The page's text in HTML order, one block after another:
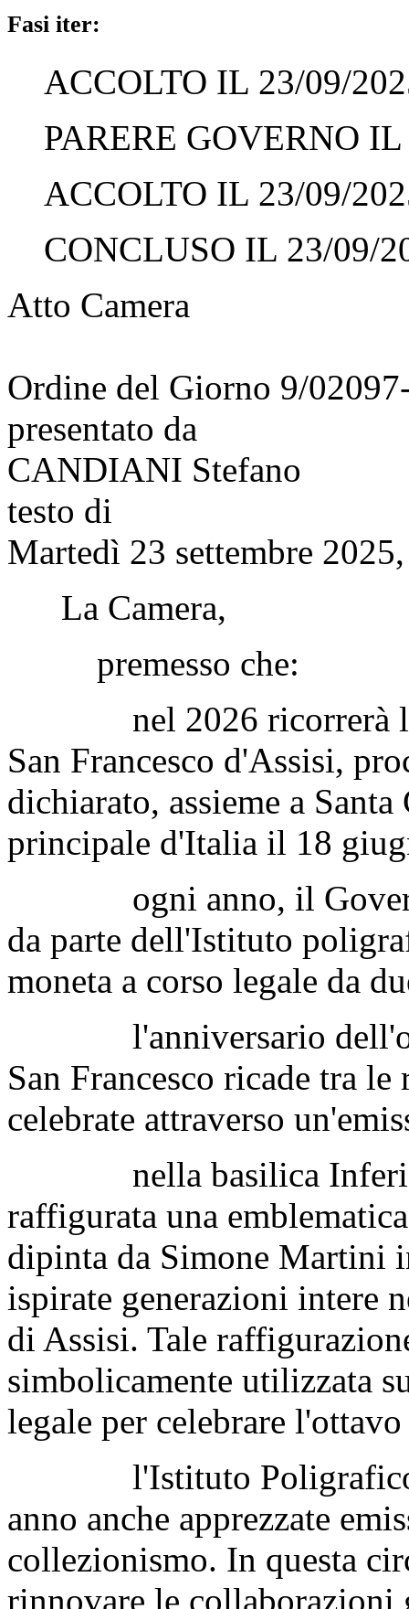
Fasi iter:
ACCOLTO IL 23/09/
PARERE GOVERNO
ACCOLTO IL 23/09/
CONCLUSO IL 23/09/
Atto Camera
Ordine del Giorno 9/
presentato da
CANDIANI Stefano
testo di
Martedì 23 settembre
La Camera,
premesso che:
nel 2026 ricorrerà
San Francesco d'Assisi,
dichiarato, assieme a
principale d'Italia il 18
ogni anno, il Governo
da parte dell'Istituto
moneta a corso legale da
l'anniversario
San Francesco ricade tra le
celebrate attraverso
nella basilica Inferiore
raffigurata una
dipinta da Simone Martini
ispirate generazioni intere
di Assisi. Tale
simbolicamente utilizzata
legale per celebrare
l'Istituto Poligrafico e
anno anche apprezzate
collezionismo. In questa
rinnovare le collaborazioni